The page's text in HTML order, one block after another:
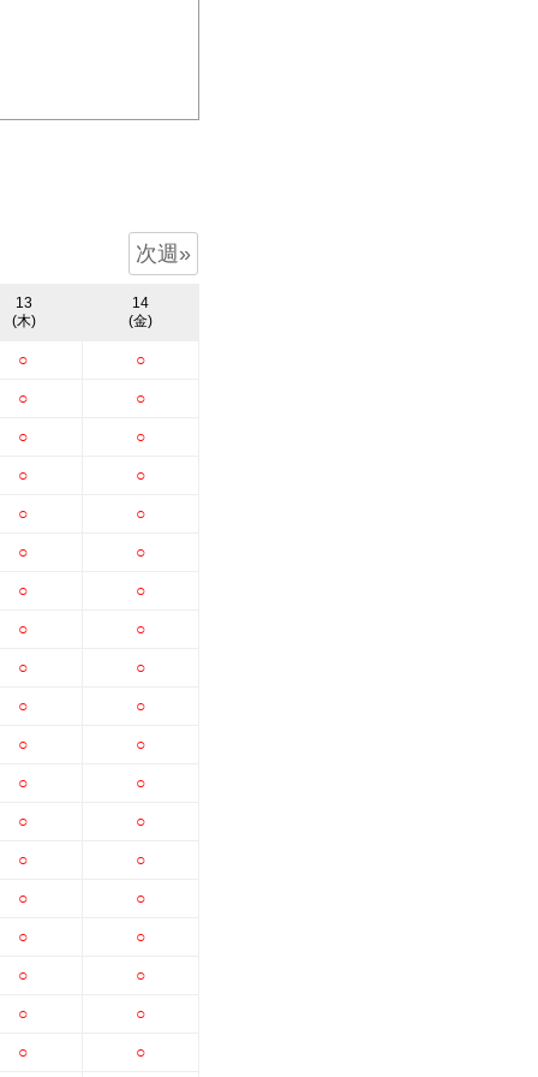
次週»
13
(木)
○
○
○
○
○
○
○
○
○
○
○
○
○
○
○
○
○
○
○
14
(金)
○
○
○
○
○
○
○
○
○
○
○
○
○
○
○
○
○
○
○